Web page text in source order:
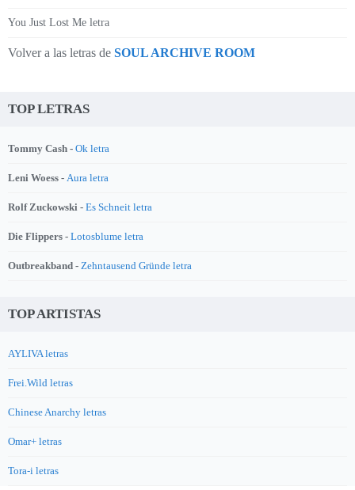
You Just Lost Me letra
Volver a las letras de SOUL ARCHIVE ROOM
TOP LETRAS
Tommy Cash - Ok letra
Leni Woess - Aura letra
Rolf Zuckowski - Es Schneit letra
Die Flippers - Lotosblume letra
Outbreakband - Zehntausend Gründe letra
TOP ARTISTAS
AYLIVA letras
Frei.Wild letras
Chinese Anarchy letras
Omar+ letras
Tora-i letras